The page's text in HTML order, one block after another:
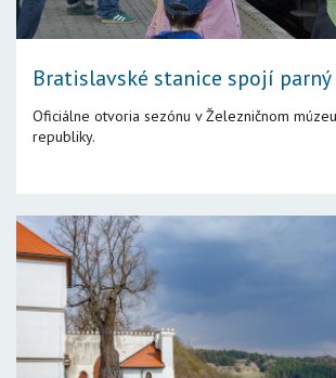
Bratislavské stanice spojí
Oficiálne otvoria sezónu v Železničnom
republiky.